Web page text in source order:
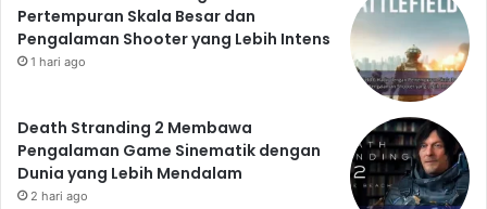
Pertempuran Skala Besar dan
Pengalaman Shooter yang Lebih Intens
1 hari ago
Death Stranding 2 Membawa
Pengalaman Game Sinematik dengan
Dunia yang Lebih Mendalam
2 hari ago